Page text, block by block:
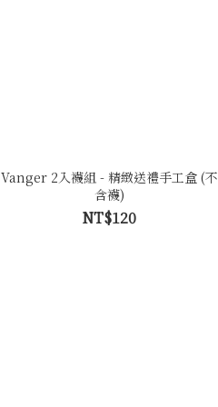
Vanger 2入襪組 - 精緻送禮手工盒 (不
含襪)
NT$120